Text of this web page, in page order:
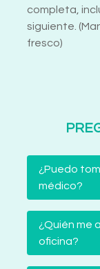
completa,
siguiente.
fresco)
¿Puedo
médico?
¿Quién me
oficina?